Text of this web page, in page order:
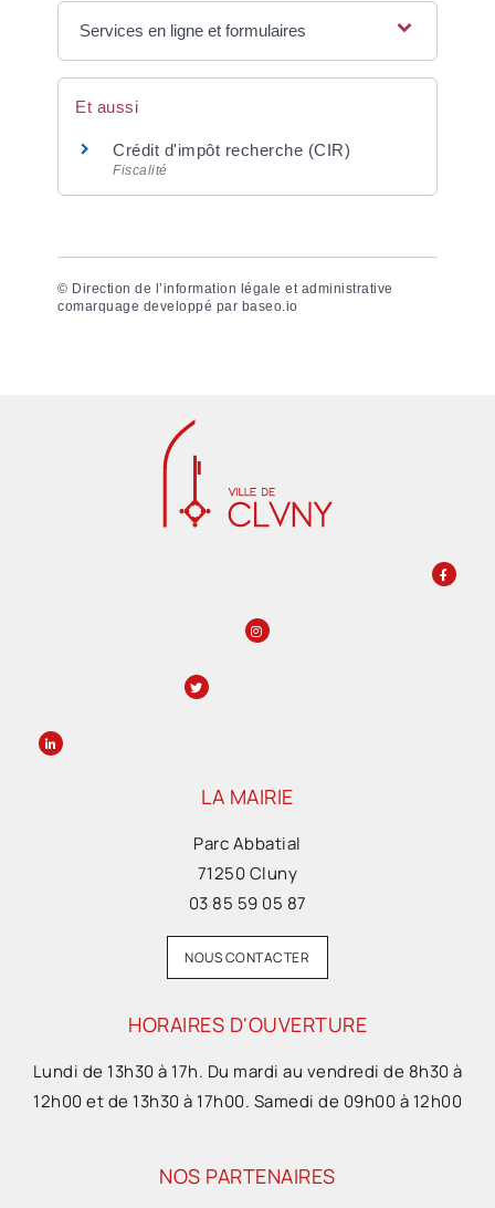
Services en ligne et formulaires
Et aussi
Crédit d'impôt recherche (CIR)
Fiscalité
© Direction de l’information légale et administrative
comarquage developpé par baseo.io
LA MAIRIE
Parc Abbatial
71250 Cluny
03 85 59 05 87
NOUS CONTACTER
HORAIRES D'OUVERTURE
Lundi de 13h30 à 17h. Du mardi au vendredi de 8h30 à
12h00 et de 13h30 à 17h00. Samedi de 09h00 à 12h00
NOS PARTENAIRES